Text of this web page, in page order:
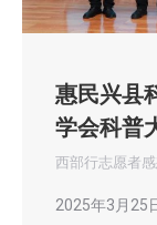
惠民兴县
学会科普
西部行志愿者
2025年3月25